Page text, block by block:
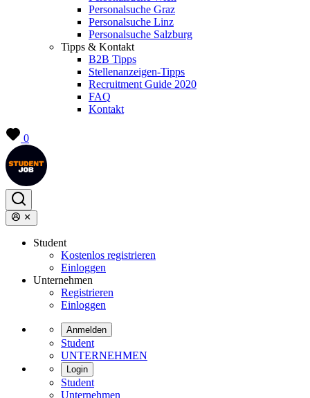
Personalsuche Graz
Personalsuche Linz
Personalsuche Salzburg
Tipps & Kontakt
B2B Tipps
Stellenanzeigen-Tipps
Recruitment Guide 2020
FAQ
Kontakt
0
Student
Kostenlos registrieren
Einloggen
Unternehmen
Registrieren
Einloggen
Anmelden
Student
UNTERNEHMEN
Login
Student
Unternehmen